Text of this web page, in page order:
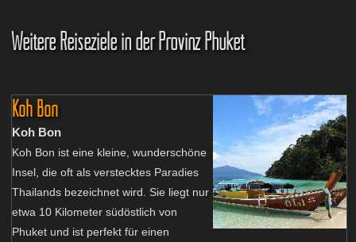
Weitere Reiseziele in der Provinz Phuket
Koh Bon
Koh Bon
Koh Bon ist eine kleine, wunderschöne
Insel, die oft als verstecktes Paradies
Thailands bezeichnet wird. Sie liegt nur
etwa 10 Kilometer südöstlich von
Phuket und ist perfekt für einen